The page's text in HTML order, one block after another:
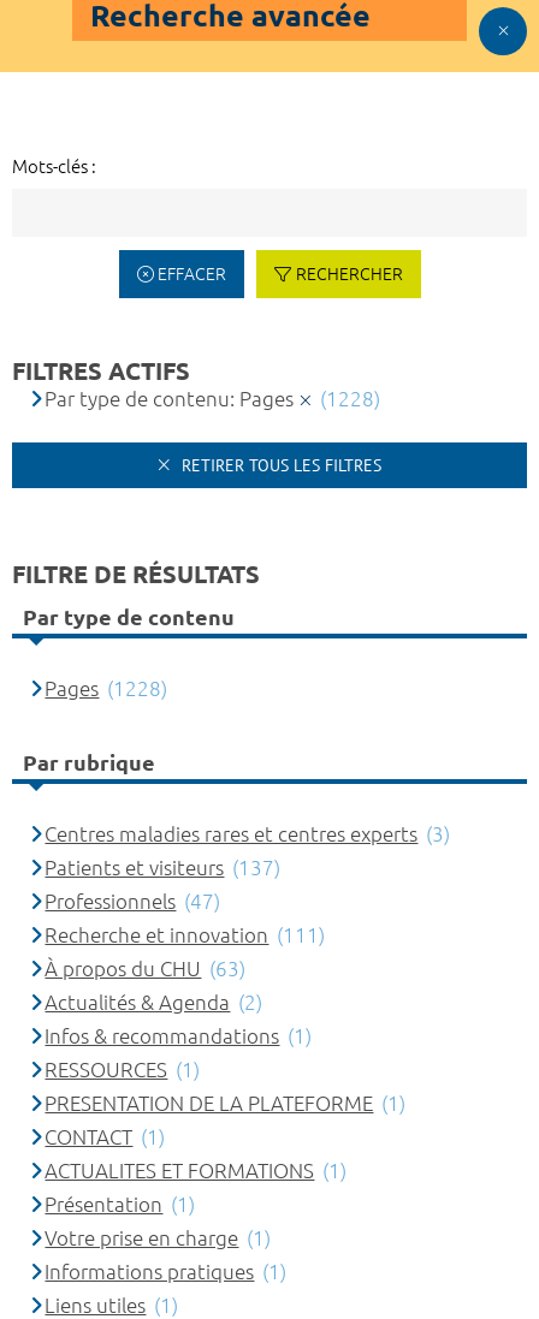
Recherche avancée
Mots-clés :
EFFACER RECHERCHER
FILTRES ACTIFS
Par type de contenu: Pages (1228)
RETIRER TOUS LES FILTRES
FILTRE DE RÉSULTATS
Par type de contenu
Pages (1228)
Par rubrique
Centres maladies rares et centres experts (3)
Patients et visiteurs (137)
Professionnels (47)
Recherche et innovation (111)
À propos du CHU (63)
Actualités & Agenda (2)
Infos & recommandations (1)
RESSOURCES (1)
PRESENTATION DE LA PLATEFORME (1)
CONTACT (1)
ACTUALITES ET FORMATIONS (1)
Présentation (1)
Votre prise en charge (1)
Informations pratiques (1)
Liens utiles (1)